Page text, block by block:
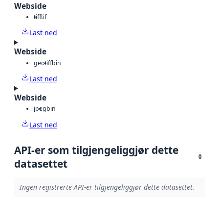
Webside
tifftif
Last ned
Webside
geotiffbin
Last ned
Webside
jpegbin
Last ned
API-er som tilgjengeliggjør dette
datasettet
0
Ingen registrerte API-er tilgjengeliggjør dette datasettet.